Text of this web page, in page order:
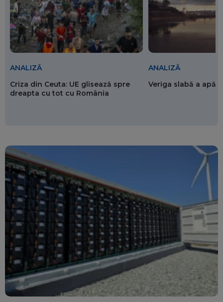
ANALIZĂ
Criza din Ceuta: UE glisează spre
dreapta cu tot cu România
ANALIZĂ
Veriga slabă a